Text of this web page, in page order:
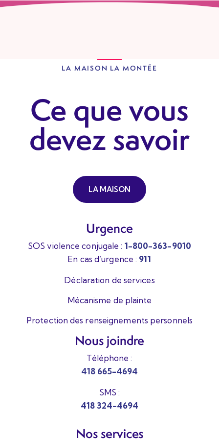
LA MAISON LA MONTÉE
Ce que vous
devez savoir
LA MAISON
Urgence
SOS violence conjugale : 1-800-363-9010
En cas d’urgence : 911
Déclaration de services
Mécanisme de plainte
Protection des renseignements personnels
Nous joindre
Téléphone :
418 665-4694
SMS :
418 324-4694
Nos services